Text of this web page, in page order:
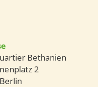
Bethanien
2